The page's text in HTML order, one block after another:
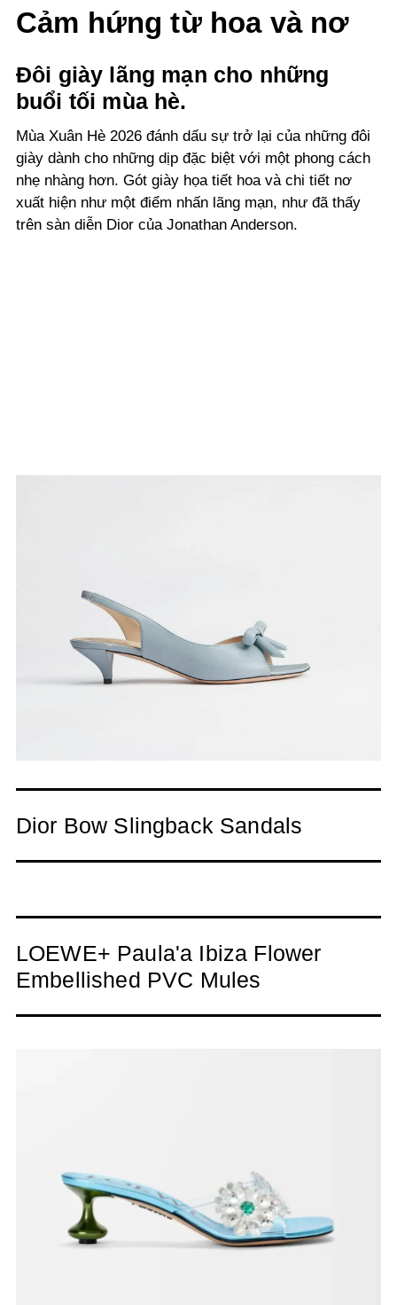
Cảm hứng từ hoa và nơ
Đôi giày lãng mạn cho những
buổi tối mùa hè.
Mùa Xuân Hè 2026 đánh dấu sự trở lại của những đôi
giày dành cho những dịp đặc biệt với một phong cách
nhẹ nhàng hơn. Gót giày họa tiết hoa và chi tiết nơ
xuất hiện như một điểm nhấn lãng mạn, như đã thấy
trên sàn diễn Dior của Jonathan Anderson.
Dior Bow Slingback Sandals
LOEWE+ Paula'a Ibiza Flower
Embellished PVC Mules